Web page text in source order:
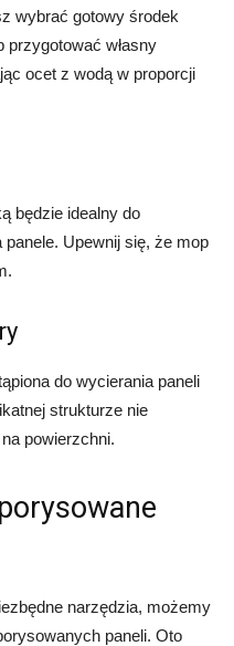
wybrać gotowy środek
przygotować własny
ocet z wodą w proporcji
będzie idealny do
panele. Upewnij się, że mop
do wycierania paneli
strukturze nie
powierzchni.
narzędzia, możemy
paneli. Oto